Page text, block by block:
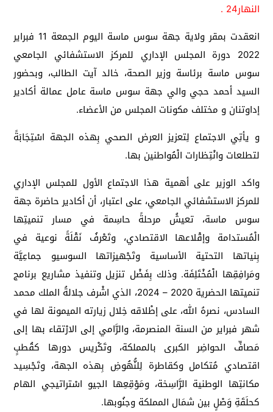
النهار24 .
انعقدت بمقر ولاية جهة سوس ماسة اليوم الجمعة 11 فبراير
2022 دورة المجلس الإداري للمركز الاستشفائي الجامعي
سوس ماسة برئاسة وزير الصحة، خالد آيت الطالب، وبحضور
السيد أحمد حجي والي جهة سوس ماسة عامل عمالة أكادير
إداوتنان و مختلف مكونات المجلس من الأعضاء.
و يأتِي الاجتماع لِتعزيز العرض الصحي بِهذه الجهة اسْتِجَابَةً
لتطلعات وانْتِظارات الْمُواطنين بها.
واكد الوزير على أهمية هذا الاجتماع الأول للمجلس الإداري
للمركز الاستشفائي الجامعي، على اعتبار، أن أكادير حاضرة جهة
سوس ماسة، تعيشُ مرحلةً حاسِمة في مسار تنميتِها
الْمُستدامة وإقْلاعها الاقتصادي، وتَعْرفُ نَقْلَةً نوعية في
بِنياتها التحتية الأساسية وتَجْهيزاتها السوسيو جماعِيَّة
ومَرافِقِها الْمُخْتَلِفَة. وذلك بِفَضْل تنزيل وتنفيذ مشاريع برنامج
تنميتها الحضرية 2020 – 2024، الذي اشْرف جلالةُ الملك محمد
السادس، نصرهُ الله، على إطْلاقه خِلال زيارته الميمونة لها في
شهر فبراير من السنة المنصرمة، والرَّامي إلى الارْتقاء بها إلى
مَصافِّ الحواضِر الكبرى بالمملكة، وتَكْريس دورها كقُطبٍ
اقتصادي مُتكامل وكقاطرة لِلنُّهُوضِ بِهذه الجهة، وتَجْسِيد
مكانتِها الوطنية الرَّاسِخة، ومَوْقِعِها الجيو اسْتراتيجي الهام
كحلَقَةِ وَصْلٍ بين شمَال المملكة وجنُوبها.